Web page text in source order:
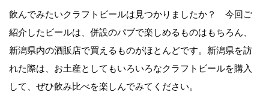
飲んでみたいクラフトビールは見つかりましたか？ 今回ご
紹介したビールは、併設のパブで楽しめるものはもちろん、
新潟県内の酒販店で買えるものがほとんどです。新潟県を訪
れた際は、お土産としてもいろいろなクラフトビールを購入
して、ぜひ飲み比べを楽しんでみてください。